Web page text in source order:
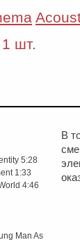
1 шт.
5:28
1:33
4:46
Man As
В